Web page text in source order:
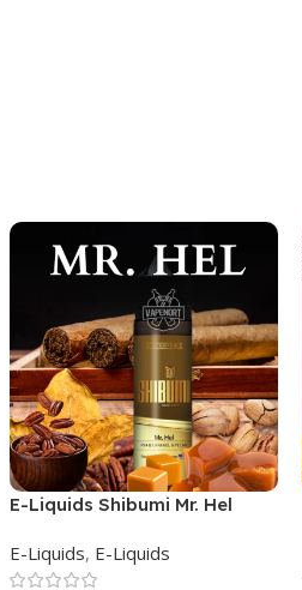
E-Liquids Shibumi Mr. Hel
E-Liquids, E-Liquids